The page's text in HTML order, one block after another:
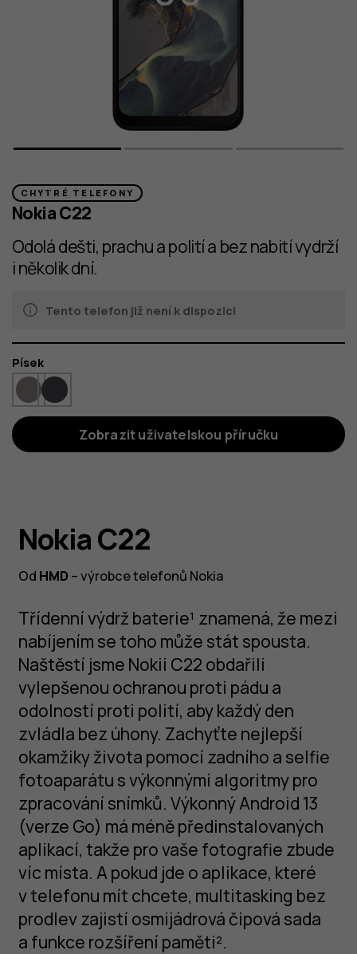
CHYTRÉ TELEFONY
Nokia C22
Odolá dešti, prachu a polití a bez nabití vydrží
i několik dní.
Tento telefon již není k dispozici
Barva
Písek
Zobrazit uživatelskou příručku
Nokia C22
Od HMD– výrobce telefonů Nokia
Třídenní výdrž baterie¹ znamená, že mezi
nabíjením se toho může stát spousta.
Naštěstí jsme Nokii C22 obdařili
vylepšenou ochranou proti pádu a
odolností proti polití, aby každý den
zvládla bez úhony. Zachyťte nejlepší
okamžiky života pomocí zadního a selfie
fotoaparátu s výkonnými algoritmy pro
zpracování snímků. Výkonný Android 13
(verze Go) má méně předinstalovaných
aplikací, takže pro vaše fotografie zbude
víc místa. A pokud jde o aplikace, které
v telefonu mít chcete, multitasking bez
prodlev zajistí osmijádrová čipová sada
a funkce rozšíření paměti².